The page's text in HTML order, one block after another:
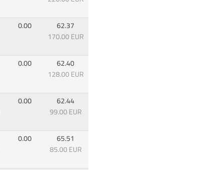
0.00
62.37
170.00 EUR
0.00
62.40
128.00 EUR
0.00
62.44
99.00 EUR
0.00
65.51
85.00 EUR